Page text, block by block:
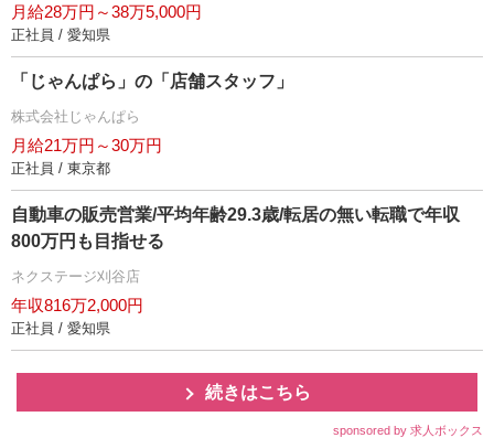
月給28万円～38万5,000円
正社員 / 愛知県
「じゃんぱら」の「店舗スタッフ」
株式会社じゃんぱら
月給21万円～30万円
正社員 / 東京都
自動車の販売営業/平均年齢29.3歳/転居の無い転職で年収
800万円も目指せる
ネクステージ刈谷店
年収816万2,000円
正社員 / 愛知県
続きはこちら
sponsored by 求人ボックス